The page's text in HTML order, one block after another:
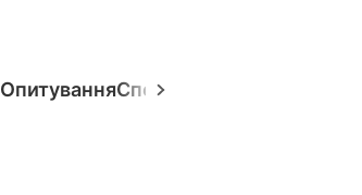
ОпитуванняСпецпроєкти